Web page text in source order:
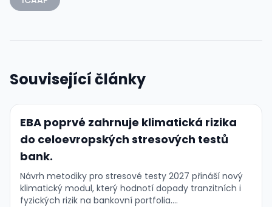
Související články
EBA poprvé zahrnuje klimatická rizika
do celoevropských stresových testů
bank.
Návrh metodiky pro stresové testy 2027 přináší nový
klimatický modul, který hodnotí dopady tranzitních i
fyzických rizik na bankovní portfolia....